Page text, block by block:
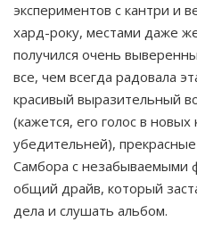
экспериментов с кантри и
хард-року, местами даже
получился очень
все, чем всегда радовала
красивый выразительный
(кажется, его голос в
убедительней),
Самбора с незабываемыми
общий драйв, который
дела и слушать альбом.